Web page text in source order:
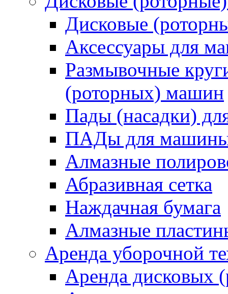
Дисковые
Аксессуары для
Размывочные
(роторных) машин
Пады (насадки)
ПАДы для
Алмазные
Абразивная сетка
Наждачная бумага
Алмазные
Аренда уборочной
Аренда дисковых